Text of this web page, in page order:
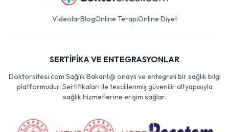
VideolarBlogOnline TerapiOnline Diyet
SERTİFİKA VE ENTEGRASYONLAR
Doktorsitesi.com Sağlık Bakanlığı onaylı ve entegreli bir sağlık bilgi
platformudur. Sertifikaları ile tescillenmiş güvenilir altyapısıyla
sağlık hizmetlerine erişim sağlar.